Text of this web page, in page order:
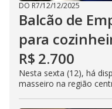
DO R7/12/12/2025
Balcão de
para
R$ 2.700
Nesta sexta (12), há
masseiro na região